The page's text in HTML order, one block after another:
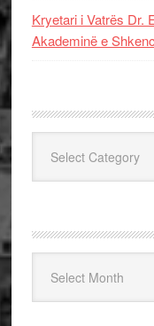
Kryetari i Vatrës Dr.
Akademinë e